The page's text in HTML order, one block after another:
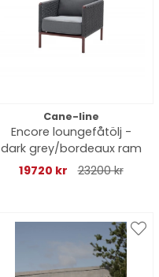
Cane-line
Encore loungefåtölj -
dark grey/bordeaux ram
19720 kr
23200 kr